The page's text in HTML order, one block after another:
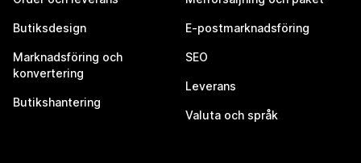
Butiksdesign
Marknadsföring och
konvertering
Butikshantering
E-postmarknadsföring
SEO
Leverans
Valuta och språk